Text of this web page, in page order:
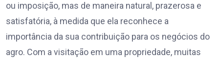
ou imposição, mas de maneira natural, prazerosa e
satisfatória, à medida que ela reconhece a
importância da sua contribuição para os negócios do
agro. Com a visitação em uma propriedade, muitas